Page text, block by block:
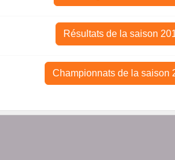
Résultats de la saison
Championnats de la saison